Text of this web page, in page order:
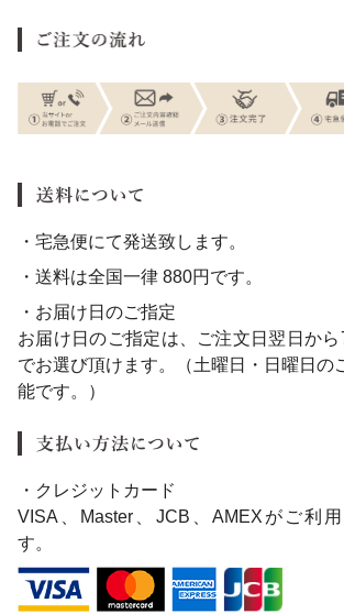
・宅急便にて発送致します。
・送料は全国一律 880円です。
・お届け日のご指定
お届け日のご指定は、ご注文日翌日か
でお選び頂けます。（土曜日・日曜日の
能です。）
・クレジットカード
VISA、Master、JCB、AMEXがご利
す。